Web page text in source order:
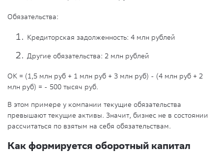
Обязательства:
Кредиторская задолженность: 4 млн рублей
Другие обязательства: 2 млн рублей
ОК = (1,5 млн руб + 1 млн руб + 3 млн руб) - (4 млн руб + 2
млн руб) = - 500 тысяч руб.
В этом примере у компании текущие обязательства
превышают текущие активы. Значит, бизнес не в состоянии
рассчитаться по взятым на себя обязательствам.
Как формируется оборотный капитал